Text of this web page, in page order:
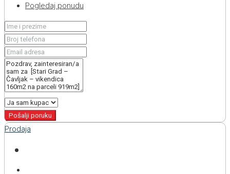
Pogledaj ponudu
Pošalji poruku
Prodaja